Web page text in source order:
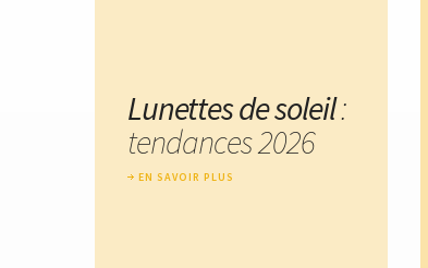
Lunettes de soleil:
tendances 2026
EN SAVOIR PLUS